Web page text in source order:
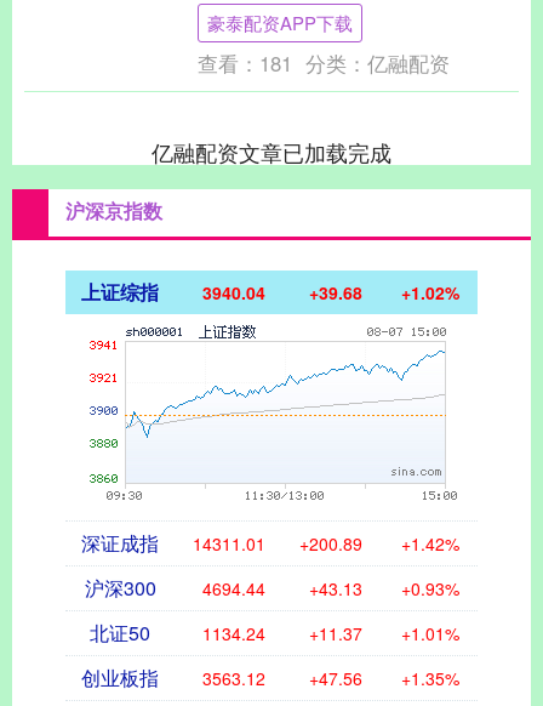
现。对于想要进入月嫂行业的人来说，如
何选择一家靠谱的....
豪泰配资APP下载
查看： 181 分类： 亿融配资
亿融配资文章已加载完成
沪深京指数
上证综指 3940.04 +39.68 +1.02%
深证成指 14311.01 +200.89 +1.42%
沪深300 4694.44 +43.13 +0.93%
北证50 1134.24 +11.37 +1.01%
创业板指 3563.12 +47.56 +1.35%